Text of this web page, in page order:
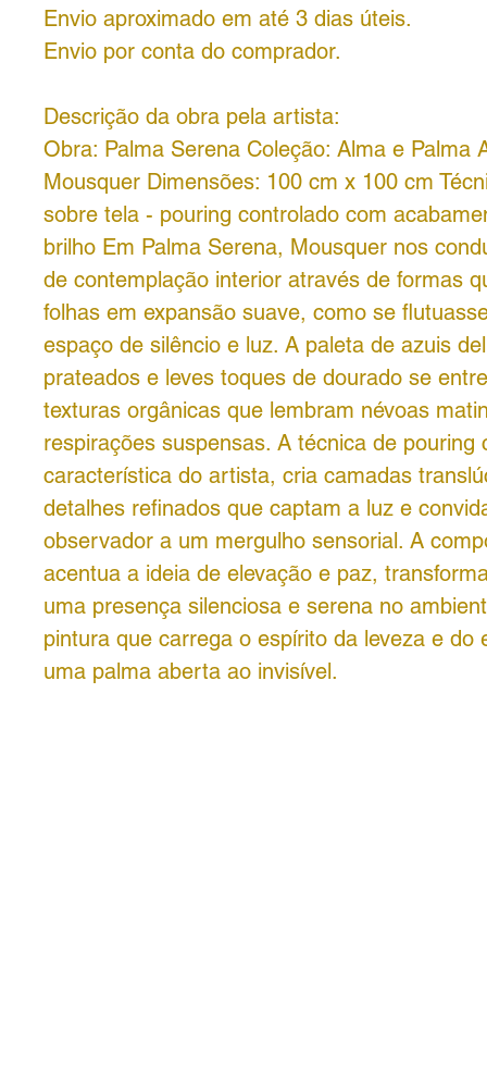
Envio aproximado em até 3 dias úteis.
Envio por conta do comprador.
Descrição da obra pela artista:
Obra: Palma Serena Coleção: Alma e Palma
Mousquer Dimensões: 100 cm x 100 cm
sobre tela - pouring controlado com
brilho Em Palma Serena, Mousquer nos
de contemplação interior através de formas
folhas em expansão suave, como se
espaço de silêncio e luz. A paleta de azuis
prateados e leves toques de dourado se
texturas orgânicas que lembram névoas
respirações suspensas. A técnica de pouring
característica do artista, cria camadas
detalhes refinados que captam a luz e
observador a um mergulho sensorial. A
acentua a ideia de elevação e paz,
uma presença silenciosa e serena no
pintura que carrega o espírito da leveza e do
uma palma aberta ao invisível.